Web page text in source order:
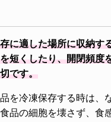
に適した場所に収納す
短くしたり、開閉頻度
です。
を冷凍保存する時は、
品の細胞を壊さず、食